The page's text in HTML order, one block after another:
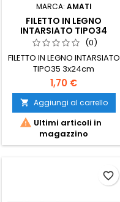
MARCA: AMATI
FILETTO IN LEGNO
INTARSIATO TIPO34
(0)
FILETTO IN LEGNO INTARSIATO
TIPO35 3x24cm
1,70 €
 Aggiungi al carrello
 Ultimi articoli in
magazzino
favorite_border